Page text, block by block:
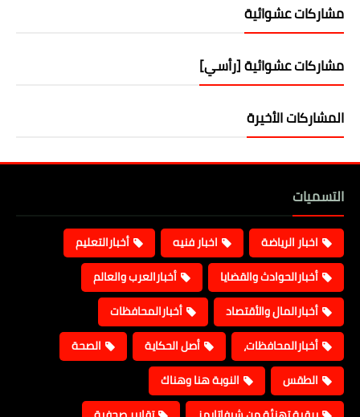
مشاركات عشوائية
مشاركات عشوائية [رأسي]
المشاركات الأخيرة
التسميات
اخبار الرياضة اخبار فنيه
أخبارالتعليم
أخبارالحوادث والقضايا
أخبارالعرب والعالم
أخبارالمال والأقتصاد
أخبارالمحافظات
أخبارالمحافظات،
أصل الحكاية
الصحة
الطقس
النوبة هنا وهناك